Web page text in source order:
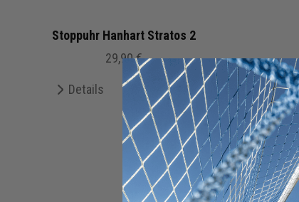
Stoppuhr Hanhart Stratos 2
29,90 €
Details Merken
+ 10 Interessenten